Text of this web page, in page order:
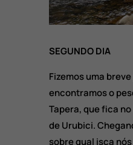
SEGUNDO DIA
Fizemos uma
encontramos o
Tapera, que fica
de Urubici.
sobre qual isca